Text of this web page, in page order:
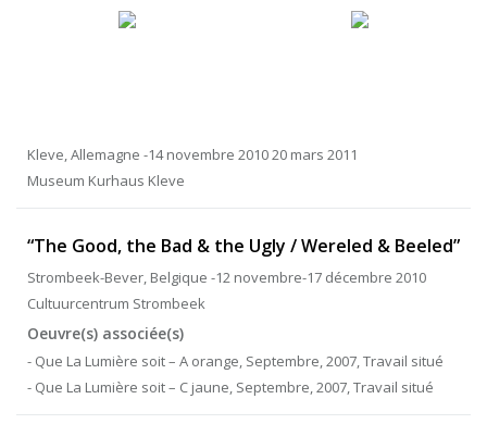
Kleve, Allemagne -14 novembre 2010 20 mars 2011
Museum Kurhaus Kleve
“The Good, the Bad & the Ugly / Wereled & Beeled”
Strombeek-Bever, Belgique -12 novembre-17 décembre 2010
Cultuurcentrum Strombeek
Oeuvre(s) associée(s)
- Que La Lumière soit – A orange, Septembre, 2007, Travail situé
- Que La Lumière soit – C jaune, Septembre, 2007, Travail situé